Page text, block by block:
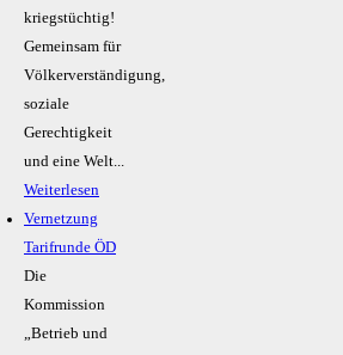
kriegstüchtig!
Gemeinsam für
Völkerverständigung,
soziale
Gerechtigkeit
und eine Welt...
Weiterlesen
Vernetzung
Tarifrunde ÖD
Die
Kommission
„Betrieb und